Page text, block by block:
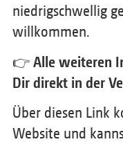
niedrigschwellig
willkommen.
👉 Alle weiteren
Dir direkt in der
Über diesen Link
Website und